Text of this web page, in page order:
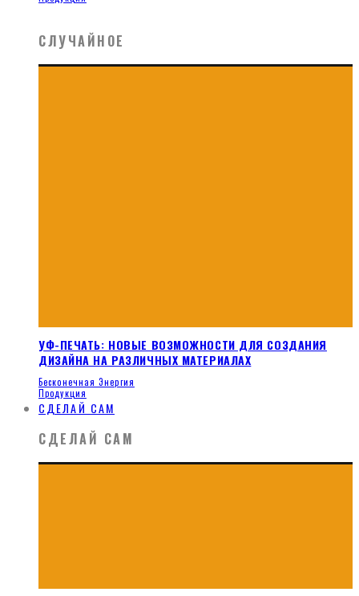
СЛУЧАЙНОЕ
УФ-ПЕЧАТЬ: НОВЫЕ ВОЗМОЖНОСТИ ДЛЯ СОЗДАНИЯ
ДИЗАЙНА НА РАЗЛИЧНЫХ МАТЕРИАЛАХ
Бесконечная Энергия
Продукция
СДЕЛАЙ САМ
СДЕЛАЙ САМ